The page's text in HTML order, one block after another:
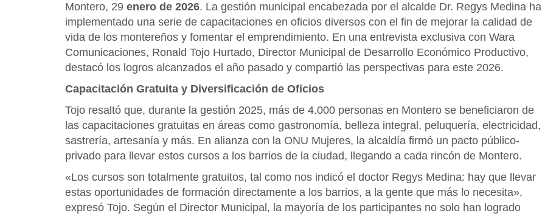
Montero, 29 enero de 2026. La gestión municipal encabezada por el alcalde Dr. Regys Medina ha
implementado una serie de capacitaciones en oficios diversos con el fin de mejorar la calidad de
vida de los montereños y fomentar el emprendimiento. En una entrevista exclusiva con Wara
Comunicaciones, Ronald Tojo Hurtado, Director Municipal de Desarrollo Económico Productivo,
destacó los logros alcanzados el año pasado y compartió las perspectivas para este 2026.
Capacitación Gratuita y Diversificación de Oficios
Tojo resaltó que, durante la gestión 2025, más de 4.000 personas en Montero se beneficiaron de
las capacitaciones gratuitas en áreas como gastronomía, belleza integral, peluquería, electricidad,
sastrería, artesanía y más. En alianza con la ONU Mujeres, la alcaldía firmó un pacto público-
privado para llevar estos cursos a los barrios de la ciudad, llegando a cada rincón de Montero.
«Los cursos son totalmente gratuitos, tal como nos indicó el doctor Regys Medina: hay que llevar
estas oportunidades de formación directamente a los barrios, a la gente que más lo necesita»,
expresó Tojo. Según el Director Municipal, la mayoría de los participantes no solo han logrado